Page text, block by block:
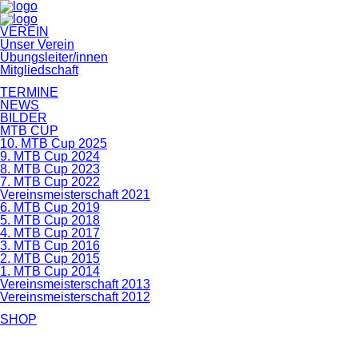
Navigation
überspringen
VEREIN
Unser Verein
Übungsleiter/innen
Mitgliedschaft
TERMINE
NEWS
BILDER
MTB CUP
10. MTB Cup 2025
9. MTB Cup 2024
8. MTB Cup 2023
7. MTB Cup 2022
Vereinsmeisterschaft 2021
6. MTB Cup 2019
5. MTB Cup 2018
4. MTB Cup 2017
3. MTB Cup 2016
2. MTB Cup 2015
1. MTB Cup 2014
Vereinsmeisterschaft 2013
Vereinsmeisterschaft 2012
SHOP